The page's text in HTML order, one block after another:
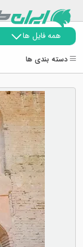
همه فایل ها
دسته بندی ها